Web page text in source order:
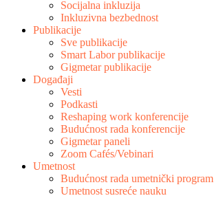
Socijalna inkluzija
Inkluzivna bezbednost
Publikacije
Sve publikacije
Smart Labor publikacije
Gigmetar publikacije
Događaji
Vesti
Podkasti
Reshaping work konferencije
Budućnost rada konferencije
Gigmetar paneli
Zoom Cafés/Vebinari
Umetnost
Budućnost rada umetnički program
Umetnost susreće nauku